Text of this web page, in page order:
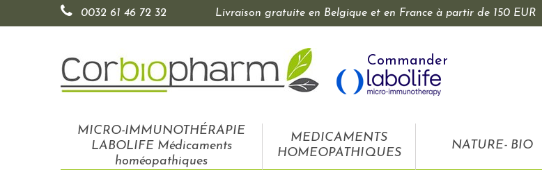
0032 61 46 72 32 Livraison gratuite en Belgique et en France à partir de 150 EUR
Commander
MICRO-IMMUNOTHÉRAPIE
LABOLIFE Médicaments
homéopathiques
MEDICAMENTS
HOMEOPATHIQUES
NATURE- BIO